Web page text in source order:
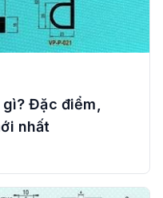
Đặc điểm,
nhất